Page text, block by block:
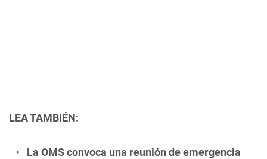
LEA TAMBIÉN:
La OMS convoca una reunión de emergencia